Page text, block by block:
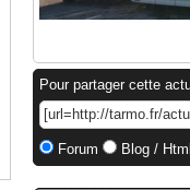
Pour partager cette
Forum Blog / Html